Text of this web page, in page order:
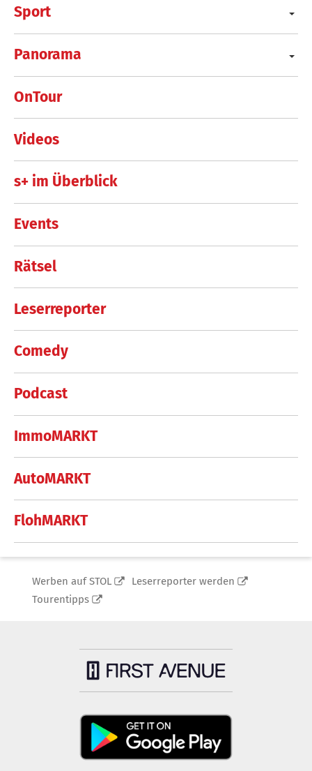
Sport
Panorama
OnTour
Videos
s+ im Überblick
Events
Rätsel
Leserreporter
Comedy
Podcast
ImmoMARKT
AutoMARKT
FlohMARKT
Werben auf STOL
Leserreporter werden
Tourentipps